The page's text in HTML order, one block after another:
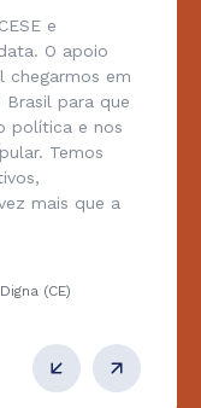
e
O apoio
chegarmos em
Brasil para que
política e nos
Temos
mais que a
(CE)